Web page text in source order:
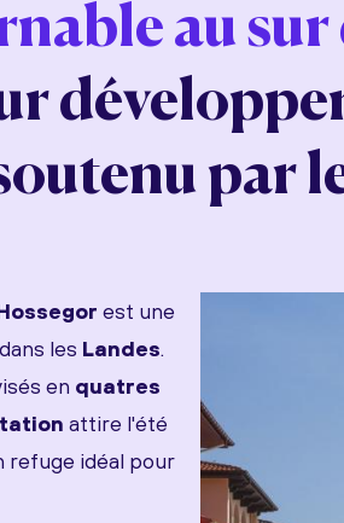
au sur
par
est une
les Landes.
en quatres
attire l'été
refuge idéal pour